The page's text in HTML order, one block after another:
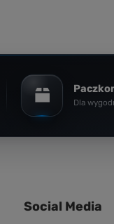
Dla
Social Media